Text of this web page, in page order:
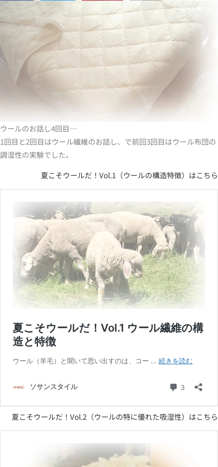
ウールのお話し4回目…
1回目と2回目はウール繊維のお話し、で前回3回目はウール布団の
調湿性の実験でした。
夏こそウールだ！Vol.1（ウールの構造特徴）はこちら
夏こそウールだ！Vol.2（ウールの特に優れた吸湿性）はこちら